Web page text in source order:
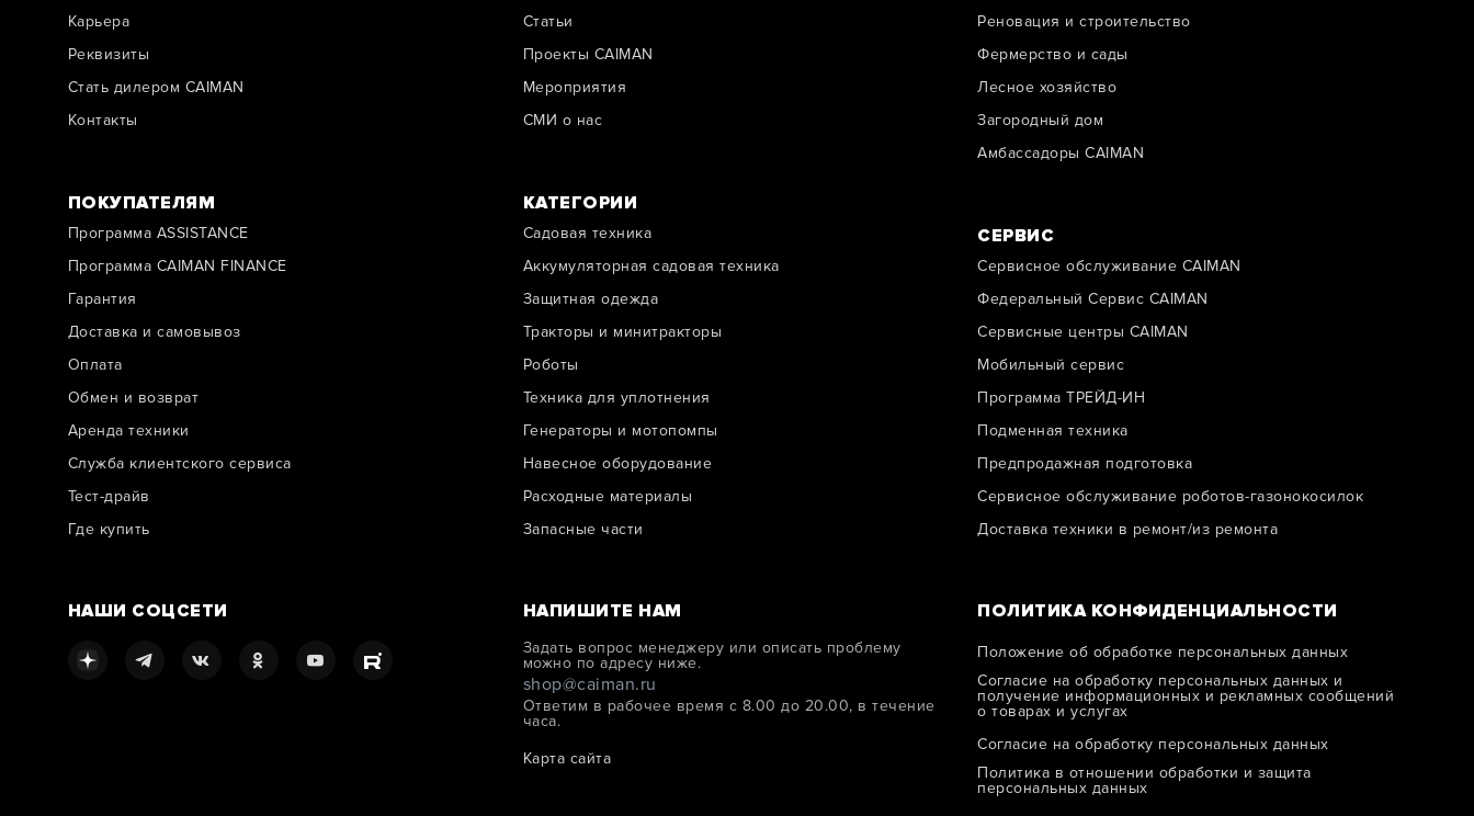
Карьера
Реквизиты
Стать дилером CAIMAN
Контакты
ПОКУПАТЕЛЯМ
Программа ASSISTANCE
Программа CAIMAN FINANCE
Гарантия
Доставка и самовывоз
Оплата
Обмен и возврат
Аренда техники
Служба клиентского сервиса
Тест-драйв
Где купить
Cтатьи
Проекты CAIMAN
Мероприятия
СМИ о нас
КАТЕГОРИИ
Садовая техника
Аккумуляторная садовая техника
Защитная одежда
Тракторы и минитракторы
Роботы
Техника для уплотнения
Генераторы и мотопомпы
Навесное оборудование
Расходные материалы
Запасные части
Реновация и строительство
Фермерство и сады
Лесное хозяйство
Загородный дом
Амбассадоры CAIMAN
СЕРВИС
Сервисное обслуживание CAIMAN
Федеральный Сервис CAIMAN
Сервисные центры CAIMAN
Мобильный сервис
Программа ТРЕЙД-ИН
Подменная техника
Предпродажная подготовка
Сервисное обслуживание роботов-газонокосилок
Доставка техники в ремонт/из ремонта
НАШИ СОЦСЕТИ НАПИШИТЕ НАМ
Задать вопрос менеджеру или описать проблему
можно по адресу ниже.
shop@caiman.ru
Ответим в рабочее время с 8.00 до 20.00, в течение
часа.
Карта сайта
ПОЛИТИКА КОНФИДЕНЦИАЛЬНОСТИ
Положение об обработке персональных данных
Согласие на обработку персональных данных и
получение информационных и рекламных сообщений
о товарах и услугах
Согласие на обработку персональных данных
Политика в отношении обработки и защитa
персональных данных